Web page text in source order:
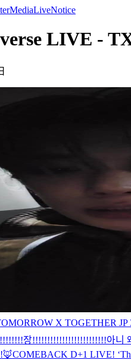
MediaLiveNotice
LIVE -
X TOGETHER JP
장!!!!!!!!!!!!!!!!!!!!!!!!!아니
COMEBACK D+1 LIVE!